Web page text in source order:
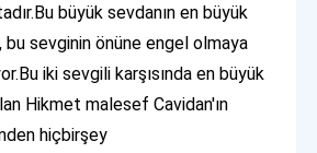
büyük sevdanın en büyük
bu sevginin önüne engel olmaya
iki sevgili karşısında en büyük
Hikmet malesef Cavidan'ın
hiçbirşey